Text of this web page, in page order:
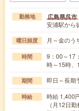
勤務地 広島県呉市
安浦駅から
曜日頻度 月～金のう
時間
9：00～17
時～15時
期間 即日～長期
時給
時給 1,400
（月12日